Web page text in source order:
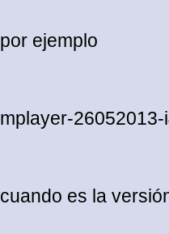
por ejemplo
mplayer-
cuando es la